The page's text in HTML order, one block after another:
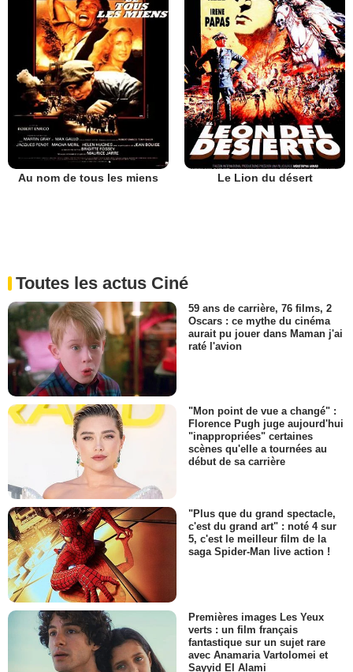
Au nom de tous les miens Le Lion du désert
Toutes les actus Ciné
59 ans de carrière, 76 films, 2
Oscars : ce mythe du cinéma
aurait pu jouer dans Maman j'ai
raté l'avion
"Mon point de vue a changé" :
Florence Pugh juge aujourd'hui
"inappropriées" certaines
scènes qu'elle a tournées au
début de sa carrière
"Plus que du grand spectacle,
c'est du grand art" : noté 4 sur
5, c'est le meilleur film de la
saga Spider-Man live action !
Premières images Les Yeux
verts : un film français
fantastique sur un sujet rare
avec Anamaria Vartolomei et
Sayyid El Alami